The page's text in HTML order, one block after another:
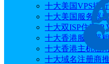
十大美国VPS排
十大美国服务器
十大双ISP住宅IP
十大香港服务器
十大香港主机租
十大域名注册商
当前位置：首页 优惠码
化带宽 圣何塞E5独服仅$57